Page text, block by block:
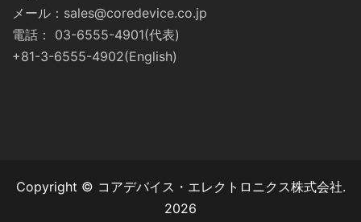
メール：sales@coredevice.co.jp
電話： 03-6555-4901(代表)
+81-3-6555-4902(English)
Copyright © コアデバイス・エレクトロニクス株式会社.
2026